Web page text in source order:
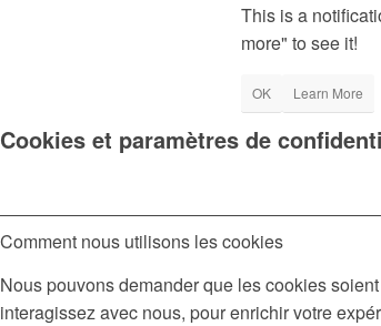
This is a
more" to see it!
OK Learn More
Cookies et paramètres de
Comment nous utilisons les cookies
Nous pouvons demander que les cookies
interagissez avec nous, pour enrichir votre